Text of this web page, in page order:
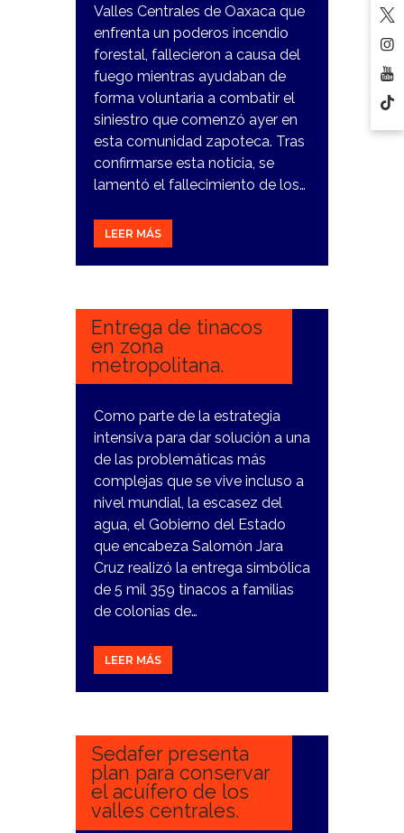
Valles Centrales de Oaxaca que
enfrenta un poderos incendio
forestal, fallecieron a causa del
fuego mientras ayudaban de
forma voluntaria a combatir el
siniestro que comenzó ayer en
esta comunidad zapoteca. Tras
confirmarse esta noticia, se
lamentó el fallecimiento de los…
LEER MÁS
29
Entrega de tinacos
en zona
metropolitana.
Como parte de la estrategia
intensiva para dar solución a una
de las problemáticas más
complejas que se vive incluso a
nivel mundial, la escasez del
agua, el Gobierno del Estado
que encabeza Salomón Jara
Cruz realizó la entrega simbólica
de 5 mil 359 tinacos a familias
de colonias de…
LEER MÁS
7
Sedafer presenta
plan para conservar
el acuífero de los
valles centrales.